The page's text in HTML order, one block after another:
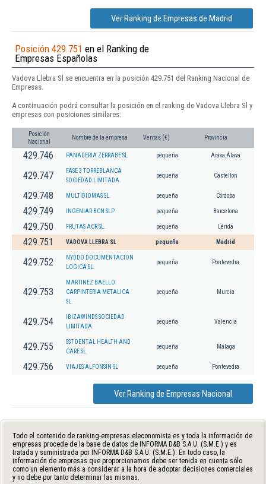
Ver Ranking de Empresas de Madrid
Posición 429.751 en el Ranking de
Empresas Españolas
Vadova Llebra Sl se encuentra en la posición 429.751 del Ranking Nacional de
Empresas.
A continuación podrá consultar la posición en el ranking de Vadova Llebra Sl y
empresas con posiciones similares:
Posición
Nacional
Nombre de la empresa Ventas (€) Provincia
429.746 PANADERIA ZERRABE SL pequeña Arava,Álava
429.747
FASE 3 TORREBLANCA
SOCIEDAD LIMITADA.
pequeña Castellon
429.748 MULTIDIOMAS SL. pequeña Córdoba
429.749 INGENIAR BCN SLP pequeña Barcelona
429.750 FRUTAS ACR SL. pequeña Lérida
429.751 VADOVA LLEBRA SL pequeña Madrid
429.752
NYDDO DOCUMENTACION
LOGICA SL.
pequeña Pontevedra
429.753
MARTINEZ BAELLO
CARPINTERIA METALICA
SL.
pequeña Murcia
429.754
IBIZAWINDS SOCIEDAD
LIMITADA.
pequeña Valencia
429.755
SST DENTAL HEALTH AND
CARE SL.
pequeña Málaga
429.756 VIAJES ALFONSIN SL pequeña Pontevedra
Ver Ranking de Empresas Nacional
Todo el contenido de ranking-empresas.eleconomista.es y toda la información de
empresas procede de la base de datos de INFORMA D&B S.A.U. (S.M.E.) y es
tratada y suministrada por INFORMA D&B S.A.U. (S.M.E.). En todo caso, la
información de empresas que proporcionamos debe ser tenida en cuenta sólo
como un elemento más a considerar a la hora de adoptar decisiones comerciales
y no debe por tanto determinar las mismas.